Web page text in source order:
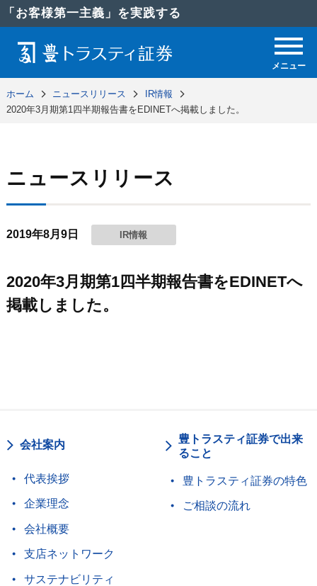
「お客様第一主義」を実践する
メニュー
ホーム ニュースリリース
IR情報
2020年3月期第1四半期報告書をEDINETへ掲載しました。
ニュースリリース
2019年8月9日 IR情報
2020年3月期第1四半期報告書をEDINETへ
掲載しました。
会社案内
代表挨拶
企業理念
会社概要
支店ネットワーク
サステナビリティ
豊トラスティ証券で出来
ること
豊トラスティ証券の特色
ご相談の流れ